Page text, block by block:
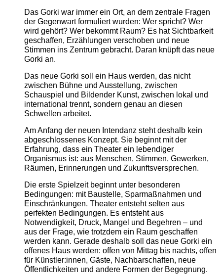
Das Gorki war immer ein Ort, an dem zentrale Fragen
der Gegenwart formuliert wurden: Wer spricht? Wer
wird gehört? Wer bekommt Raum? Es hat Sichtbarkeit
geschaffen, Erzählungen verschoben und neue
Stimmen ins Zentrum gebracht. Daran knüpft das neue
Gorki an.
Das neue Gorki soll ein Haus werden, das nicht
zwischen Bühne und Ausstellung, zwischen
Schauspiel und Bildender Kunst, zwischen lokal und
international trennt, sondern genau an diesen
Schwellen arbeitet.
Am Anfang der neuen Intendanz steht deshalb kein
abgeschlossenes Konzept. Sie beginnt mit der
Erfahrung, dass ein Theater ein lebendiger
Organismus ist: aus Menschen, Stimmen, Gewerken,
Räumen, Erinnerungen und Zukunftsversprechen.
Die erste Spielzeit beginnt unter besonderen
Bedingungen: mit Baustelle, Sparmaßnahmen und
Einschränkungen. Theater entsteht selten aus
perfekten Bedingungen. Es entsteht aus
Notwendigkeit, Druck, Mangel und Begehren – und
aus der Frage, wie trotzdem ein Raum geschaffen
werden kann. Gerade deshalb soll das neue Gorki ein
offenes Haus werden: offen von Mittag bis nachts, offen
für Künstler:innen, Gäste, Nachbarschaften, neue
Öffentlichkeiten und andere Formen der Begegnung.